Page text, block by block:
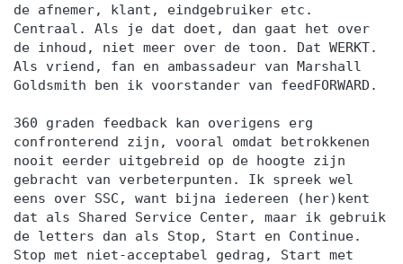
de afnemer, klant, eindgebruiker etc.
Centraal. Als je dat doet, dan gaat het over
de inhoud, niet meer over de toon. Dat WERKT.
Als vriend, fan en ambassadeur van Marshall
Goldsmith ben ik voorstander van feedFORWARD.
360 graden feedback kan overigens erg
confronterend zijn, vooral omdat betrokkenen
nooit eerder uitgebreid op de hoogte zijn
gebracht van verbeterpunten. Ik spreek wel
eens over SSC, want bijna iedereen (her)kent
dat als Shared Service Center, maar ik gebruik
de letters dan als Stop, Start en Continue.
Stop met niet-acceptabel gedrag, Start met